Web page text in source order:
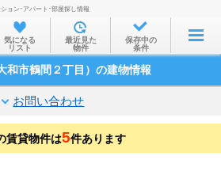
お部屋を探す
沿線・駅から
家賃相場から
通勤通学時間から
ョン･アパート･部屋探し情報
気になる
リスト
最近見た
物件
保存中の
条件
和市鶴間２丁目）の建物情報
お問い合わせ
賃貸物件は5件あります